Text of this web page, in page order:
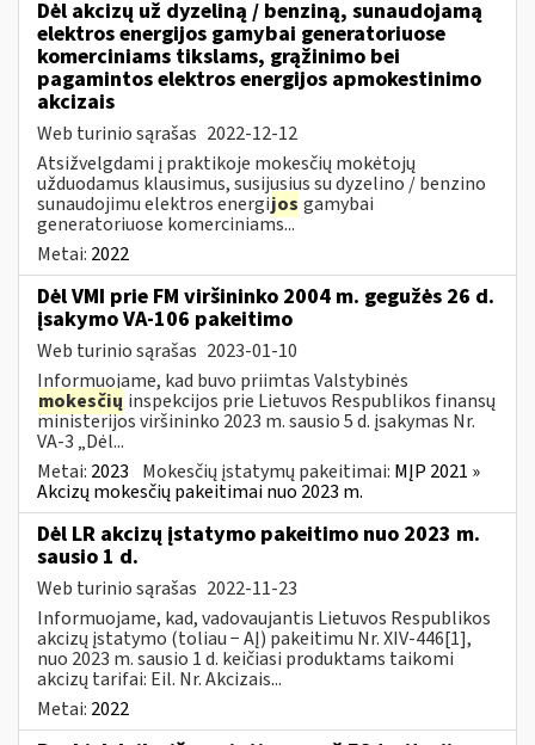
Dėl akcizų už dyzeliną / benziną, sunaudojamą
elektros energijos gamybai generatoriuose
komerciniams tikslams, grąžinimo bei
pagamintos elektros energijos apmokestinimo
akcizais
Web turinio sąrašas 2022-12-12
Atsižvelgdami į praktikoje mokesčių mokėtojų
užduodamus klausimus, susijusius su dyzelino / benzino
sunaudojimu elektros energijos gamybai
generatoriuose komerciniams...
Metai: 2022
Dėl VMI prie FM viršininko 2004 m. gegužės 26 d.
įsakymo VA-106 pakeitimo
Web turinio sąrašas 2023-01-10
Informuojame, kad buvo priimtas Valstybinės
mokesčių inspekcijos prie Lietuvos Respublikos finansų
ministerijos viršininko 2023 m. sausio 5 d. įsakymas Nr.
VA-3 „Dėl...
Metai: 2023 Mokesčių įstatymų pakeitimai: MĮP 2021 »
Akcizų mokesčių pakeitimai nuo 2023 m.
Dėl LR akcizų įstatymo pakeitimo nuo 2023 m.
sausio 1 d.
Web turinio sąrašas 2022-11-23
Informuojame, kad, vadovaujantis Lietuvos Respublikos
akcizų įstatymo (toliau − AĮ) pakeitimu Nr. XIV-446[1],
nuo 2023 m. sausio 1 d. keičiasi produktams taikomi
akcizų tarifai: Eil. Nr. Akcizais...
Metai: 2022